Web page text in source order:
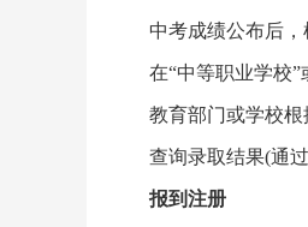
中考成绩公布后
在“中等职业学校
教育部门或学校根
查询录取结果(通
报到注册